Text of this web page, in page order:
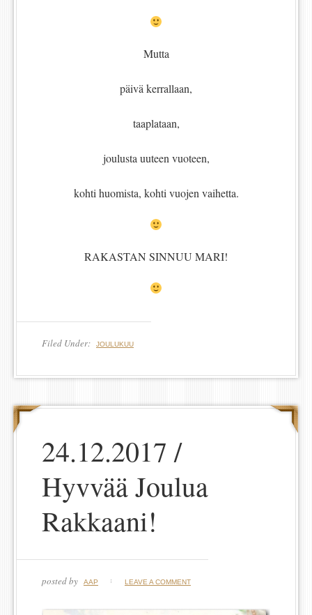
Mutta
päivä kerrallaan,
taaplataan,
joulusta uuteen vuoteen,
kohti huomista, kohti vuojen vaihetta.
RAKASTAN SINNUU MARI!
Filed Under: JOULUKUU
24.12.2017 /
Hyvvää Joulua
Rakkaani!
posted by AAP LEAVE A COMMENT